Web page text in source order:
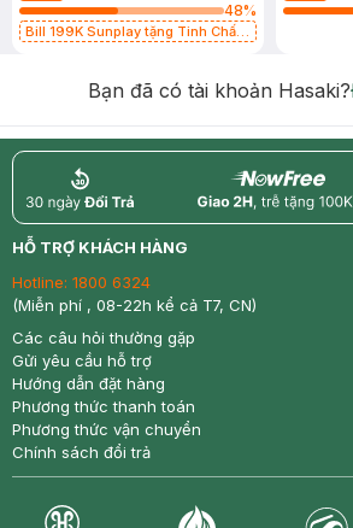
48%
Bill 199K Sunplay tặng Tinh Chất
Bạn đã có tài khoản Hasaki?
return nowfree
HỖ TRỢ KHÁCH HÀNG
Hotline: 1800 6324
(Miễn phí , 08-22h kể cả T7, CN)
Các câu hỏi thường gặp
Gửi yêu cầu hỗ trợ
Hướng dẫn đặt hàng
Phương thức thanh toán
Phương thức vận chuyển
Chính sách đổi trả